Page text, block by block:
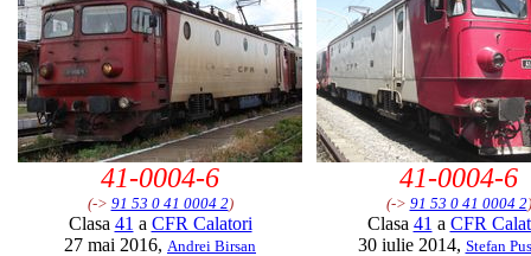
41-0004-6
(-> 91 53 0 41 0004 2)
Clasa 41 a CFR Calatori
27 mai 2016, Andrei Birsan
41-0004-6
(-> 91 53 0 41 0004 2)
Clasa 41 a CFR
30 iulie 2014, Stefan